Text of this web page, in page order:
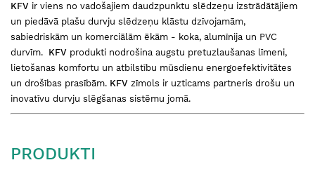
KFV ir viens no vadošajiem daudzpunktu slēdzeņu izstrādātājiem
un piedāvā plašu durvju slēdzeņu klāstu dzīvojamām,
sabiedriskām un komerciālām ēkām - koka, alumīnija un PVC
durvīm. KFV produkti nodrošina augstu pretuzlaušanas līmeni,
lietošanas komfortu un atbilstību mūsdienu energoefektivitātes
un drošības prasībām. KFV zīmols ir uzticams partneris drošu un
inovatīvu durvju slēgšanas sistēmu jomā.
PRODUKTI